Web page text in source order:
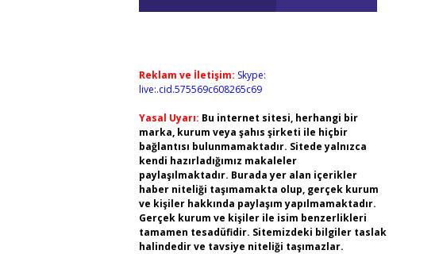
Reklam ve İletişim: Skype:
live:.cid.575569c608265c69
Yasal Uyarı: Bu internet sitesi, herhangi bir
marka, kurum veya şahıs şirketi ile hiçbir
bağlantısı bulunmamaktadır. Sitede yalnızca
kendi hazırladığımız makaleler
paylaşılmaktadır. Burada yer alan içerikler
haber niteliği taşımamakta olup, gerçek kurum
ve kişiler hakkında paylaşım yapılmamaktadır.
Gerçek kurum ve kişiler ile isim benzerlikleri
tamamen tesadüfidir. Sitemizdeki bilgiler taslak
halindedir ve tavsiye niteliği taşımazlar.